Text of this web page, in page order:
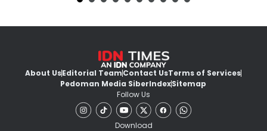
About UsEditorial TeamContact UsTerms of Services
Pedoman Media SiberIndexSitemap
Follow Us
Download